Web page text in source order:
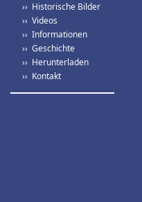
›› Historische Bilder
›› Videos
›› Informationen
›› Geschichte
›› Herunterladen
›› Kontakt